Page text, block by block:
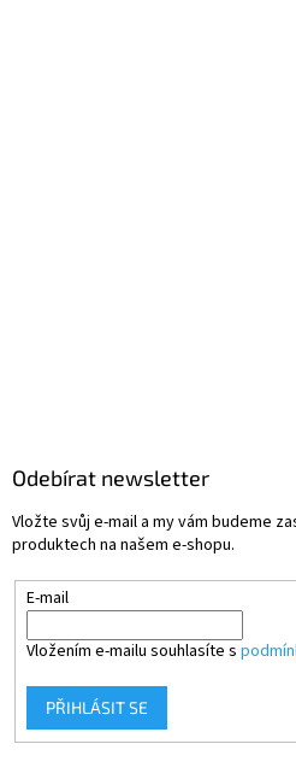
Odebírat newsletter
Vložte svůj e-mail a my vám budeme
produktech na našem e-shopu.
E-mail
Vložením e-mailu souhlasíte s
PŘIHLÁSIT SE